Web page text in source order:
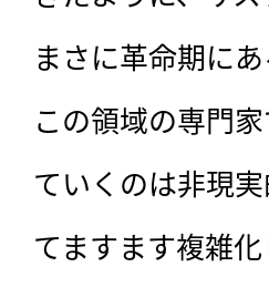
まさに革命期に
この領域の専門
ていくのは非現
てますます複雑